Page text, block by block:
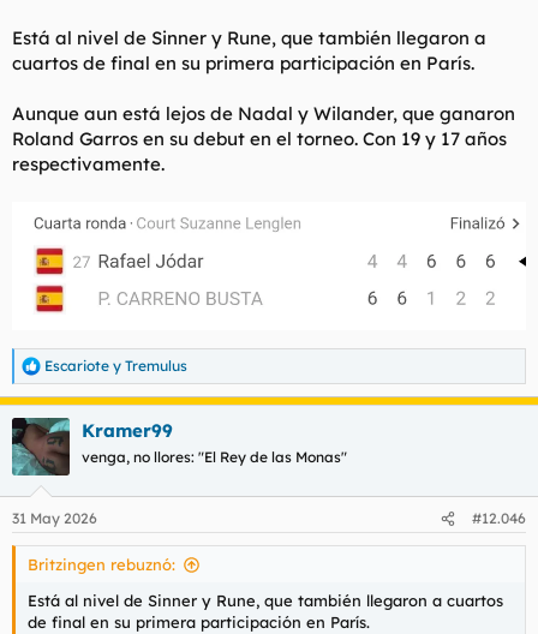
Está al nivel de Sinner y Rune, que también llegaron a
cuartos de final en su primera participación en París.
Aunque aun está lejos de Nadal y Wilander, que ganaron
Roland Garros en su debut en el torneo. Con 19 y 17 años
respectivamente.
R
e
a
c
c
i
e
s
Escariote y Tremulus
Kramer99
venga, no llores: "El Rey de las Monas"
31 May 2026 #12.046
Britzingen rebuznó:
Está al nivel de Sinner y Rune, que también llegaron a cuartos
de final en su primera participación en París.